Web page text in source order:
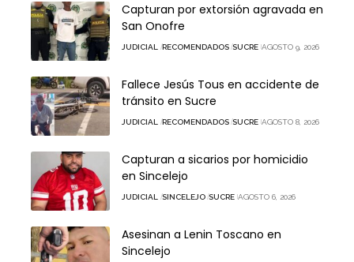
Capturan por extorsión agravada en
San Onofre
JUDICIAL RECOMENDADOS SUCRE AGOSTO 9, 2026
Fallece Jesús Tous en accidente de
tránsito en Sucre
JUDICIAL RECOMENDADOS SUCRE AGOSTO 8, 2026
Capturan a sicarios por homicidio
en Sincelejo
JUDICIAL SINCELEJO SUCRE AGOSTO 6, 2026
Asesinan a Lenin Toscano en
Sincelejo